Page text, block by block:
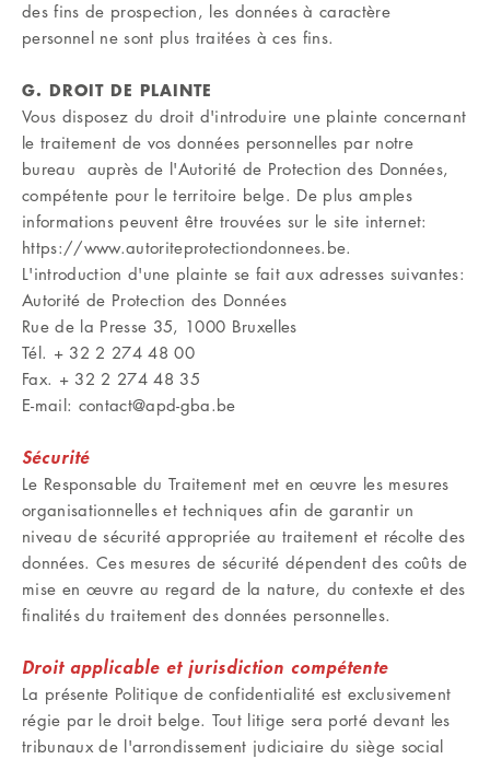
des fins de prospection, les données à caractère
personnel ne sont plus traitées à ces fins.
G. DROIT DE PLAINTE
Vous disposez du droit d'introduire une plainte concernant
le traitement de vos données personnelles par notre
bureau auprès de l'Autorité de Protection des Données,
compétente pour le territoire belge. De plus amples
informations peuvent être trouvées sur le site internet:
https://www.autoriteprotectiondonnees.be.
L'introduction d'une plainte se fait aux adresses suivantes:
Autorité de Protection des Données
Rue de la Presse 35, 1000 Bruxelles
Tél. + 32 2 274 48 00
Fax. + 32 2 274 48 35
E-mail: contact@apd-gba.be
Sécurité
Le Responsable du Traitement met en œuvre les mesures
organisationnelles et techniques afin de garantir un
niveau de sécurité appropriée au traitement et récolte des
données. Ces mesures de sécurité dépendent des coûts de
mise en œuvre au regard de la nature, du contexte et des
finalités du traitement des données personnelles.
Droit applicable et jurisdiction compétente
La présente Politique de confidentialité est exclusivement
régie par le droit belge. Tout litige sera porté devant les
tribunaux de l'arrondissement judiciaire du siège social